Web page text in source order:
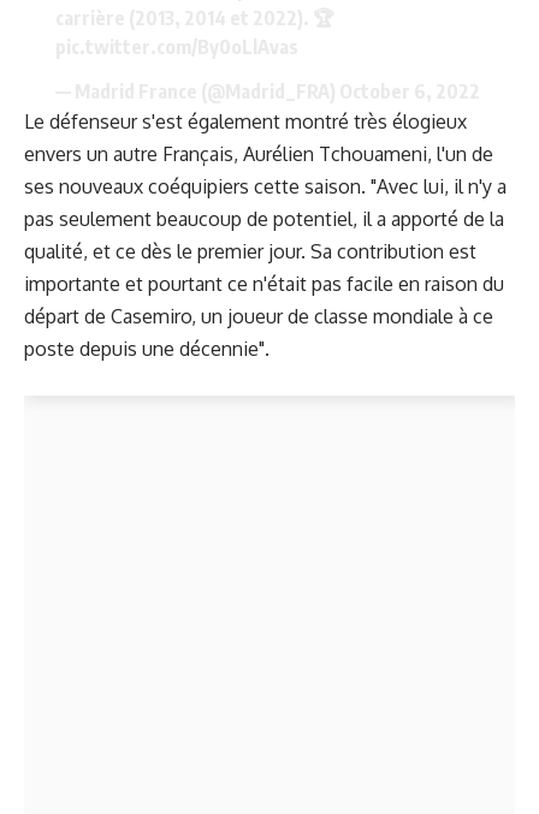
Le défenseur s'est également montré très élogieux
envers un autre Français, Aurélien Tchouameni, l'un de
ses nouveaux coéquipiers cette saison. "Avec lui, il n'y a
pas seulement beaucoup de potentiel, il a apporté de la
qualité, et ce dès le premier jour. Sa contribution est
importante et pourtant ce n'était pas facile en raison du
départ de Casemiro, un joueur de classe mondiale à ce
poste depuis une décennie".